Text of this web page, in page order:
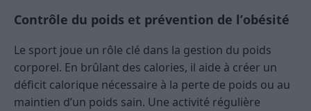
Contrôle du poids et prévention de l’obésité
Le sport joue un rôle clé dans la gestion du poids
corporel. En brûlant des calories, il aide à créer un
déficit calorique nécessaire à la perte de poids ou au
maintien d’un poids sain. Une activité régulière